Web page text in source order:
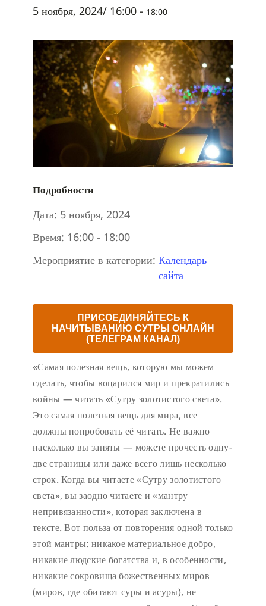
5 ноября, 2024/ 16:00 - 18:00
Подробности
Дата: 5 ноября, 2024
Время: 16:00 - 18:00
Мероприятие в категории: Календарь
сайта
ПРИСОЕДИНЯЙТЕСЬ К
НАЧИТЫВАНИЮ СУТРЫ ОНЛАЙН
(ТЕЛЕГРАМ КАНАЛ)
«Самая полезная вещь, которую мы можем
сделать, чтобы воцарился мир и прекратились
войны — читать «Сутру золотистого света».
Это самая полезная вещь для мира, все
должны попробовать её читать. Не важно
насколько вы заняты — можете прочесть одну-
две страницы или даже всего лишь несколько
строк. Когда вы читаете «Сутру золотистого
света», вы заодно читаете и «мантру
непривязанности», которая заключена в
тексте. Вот польза от повторения одной только
этой мантры: никакое материальное добро,
никакие людские богатства и, в особенности,
никакие сокровища божественных миров
(миров, где обитают суры и асуры), не